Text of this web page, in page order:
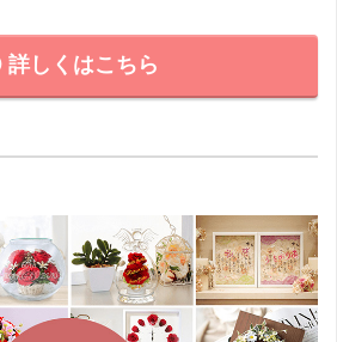
詳しくはこちら